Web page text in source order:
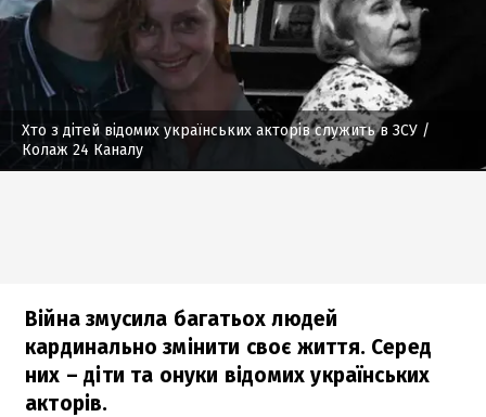
Хто з дітей відомих українських акторів служить в ЗСУ /
Колаж 24 Каналу
Війна змусила багатьох людей
кардинально змінити своє життя. Серед
них – діти та онуки відомих українських
акторів.